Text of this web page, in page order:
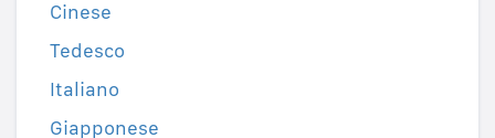
Cinese
Tedesco
Italiano
Giapponese